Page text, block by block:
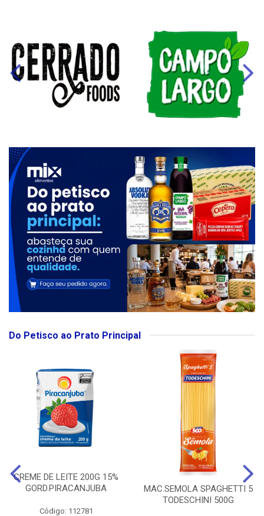
Do Petisco ao Prato Principal
CREME DE LEITE 200G 15%
GORD.PIRACANJUBA
Código: 112781
MAC.SEMOLA SPAGHETTI 5
TODESCHINI 500G